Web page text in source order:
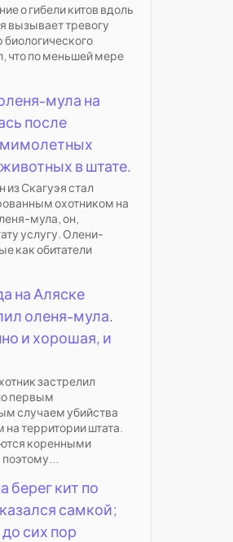
о гибели китов вдоль
вызывает тревогу
биологического
что по меньшей мере
мула на
после
мимолетных
в штате.
из Скагуэя стал
охотником на
мула, он,
услугу. Олени-
как обитатели
на Аляске
оленя-мула.
и хорошая, и
застрелил
первым
случаем убийства
территории штата.
коренными
кит по
самкой;
сих пор